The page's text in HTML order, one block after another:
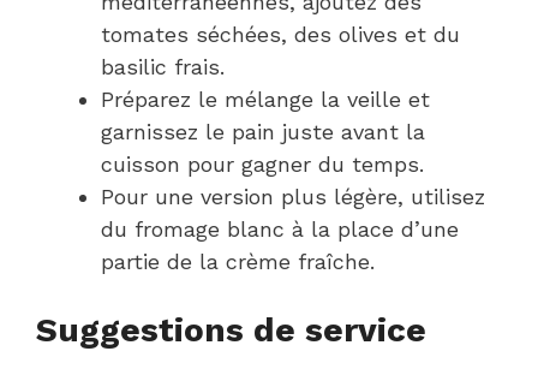
tomates séchées, des olives et du
basilic frais.
Préparez le mélange la veille et
garnissez le pain juste avant la
cuisson pour gagner du temps.
Pour une version plus légère, utilisez
du fromage blanc à la place d’une
partie de la crème fraîche.
Suggestions de service